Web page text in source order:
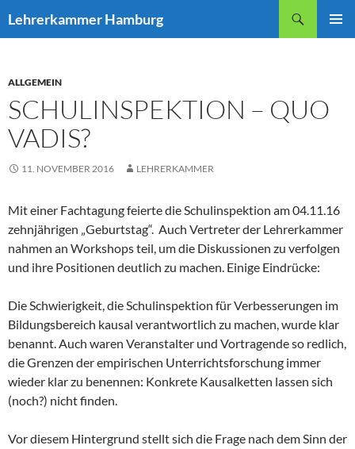
Inhalt
Lehrerkammer Hamburg
ALLGEMEIN
SCHULINSPEKTION – QUO
VADIS?
11. NOVEMBER 2016 LEHRERKAMMER
Mit einer Fachtagung feierte die Schulinspektion am 04.11.16
zehnjährigen „Geburtstag“. Auch Vertreter der Lehrerkammer
nahmen an Workshops teil, um die Diskussionen zu verfolgen
und ihre Positionen deutlich zu machen. Einige Eindrücke:
Die Schwierigkeit, die Schulinspektion für Verbesserungen im
Bildungsbereich kausal verantwortlich zu machen, wurde klar
benannt. Auch waren Veranstalter und Vortragende so redlich,
die Grenzen der empirischen Unterrichtsforschung immer
wieder klar zu benennen: Konkrete Kausalketten lassen sich
(noch?) nicht finden.
Vor diesem Hintergrund stellt sich die Frage nach dem Sinn der